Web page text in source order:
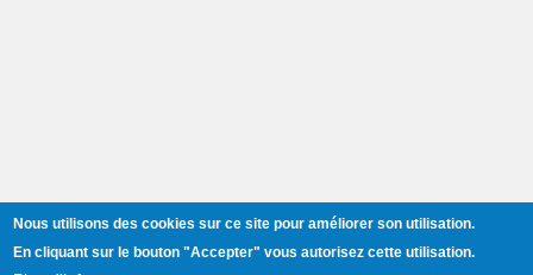
Lire la suitede 35ᵉ Congrès annuel de l’AQSP – Appel à
communications
Nous utilisons des cookies sur ce site pour améliorer son utilisation.
En cliquant sur le bouton"Accepter" vous autorisez cette utilisation.